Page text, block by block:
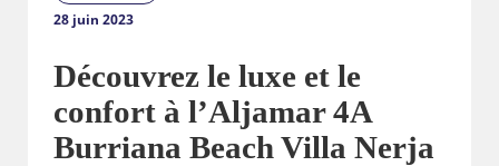
28 juin 2023
Découvrez le luxe et le
confort à l’Aljamar 4A
Burriana Beach Villa Nerja